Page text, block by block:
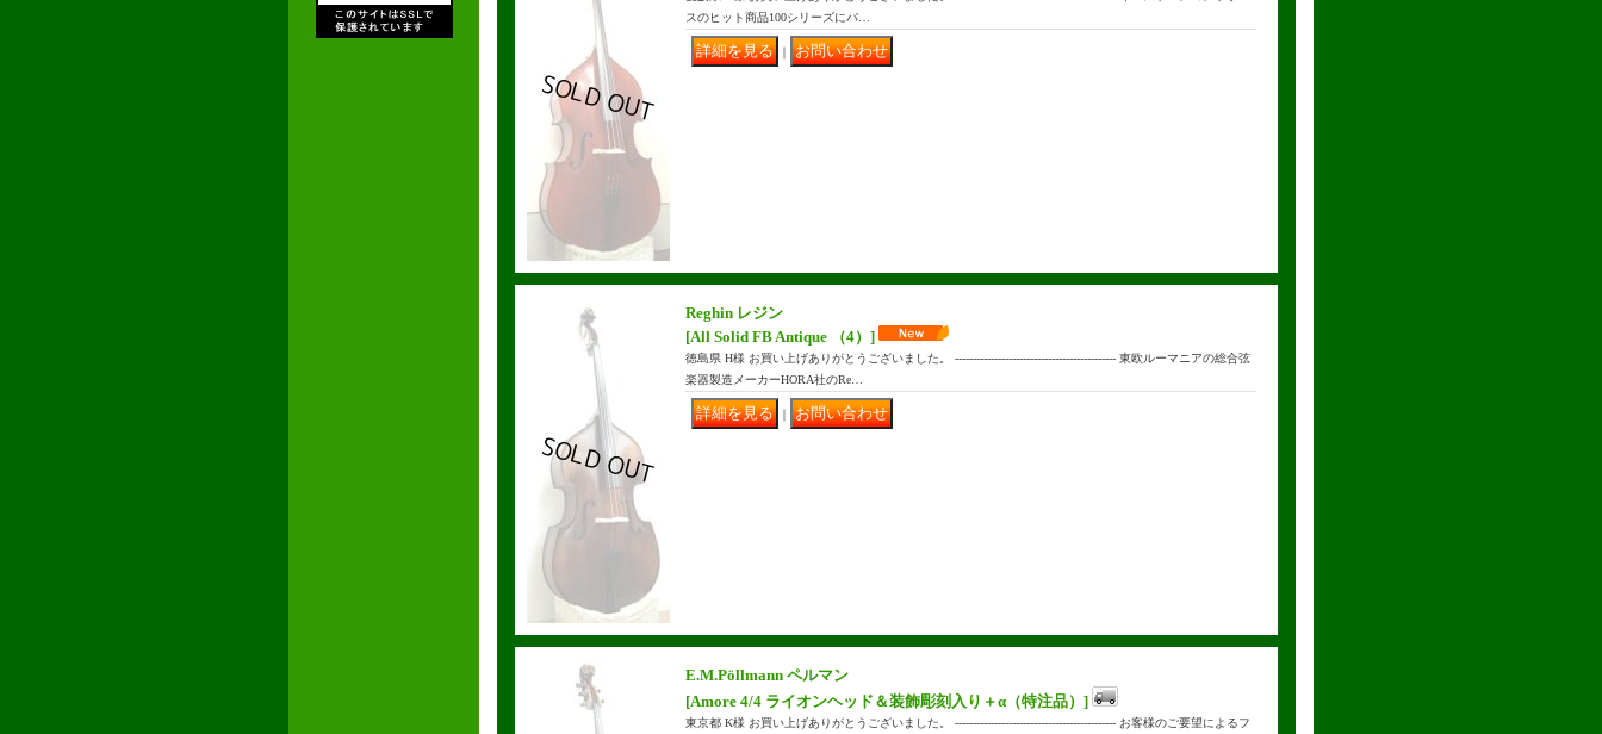
スのヒット商品100シリーズにバ…
｜
Reghin レジン
[All Solid FB Antique （4）]
徳島県 H様 お買い上げありがとうございました。 --------------------------------------------- 東欧ルーマニアの総合弦
楽器製造メーカーHORA社のRe…
｜
E.M.Pöllmann ペルマン
[Amore 4/4 ライオンヘッド＆装飾彫刻入り＋α（特注品）]
東京都 K様 お買い上げありがとうございました。 --------------------------------------------- お客様のご要望によるフ